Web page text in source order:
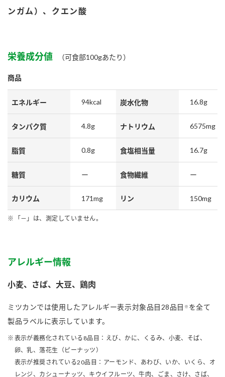
業務用サイト ミツカングループについて
ンガム）、クエン酸
栄養成分値 （可食部100gあたり）
商品
エネルギー 94kcal 炭水化物 16.8g
タンパク質 4.8g ナトリウム 6575mg
脂質 0.8g 食塩相当量 16.7g
糖質 ー 食物繊維 ー
カリウム 171mg リン 150mg
「－」は、測定していません。
アレルギー情報
小麦、さば、大豆、鶏肉
ミツカンでは使用したアレルギー表示対象品目28品目 ※ を全て
製品ラベルに表示しています。
表示が義務化されている8品目：えび、かに、くるみ、小麦、そば、
卵、乳、落花生（ピーナッツ）
表示が推奨されている20品目：アーモンド、あわび、いか、いくら、オ
レンジ、カシューナッツ、キウイフルーツ、牛肉、ごま、さけ、さば、